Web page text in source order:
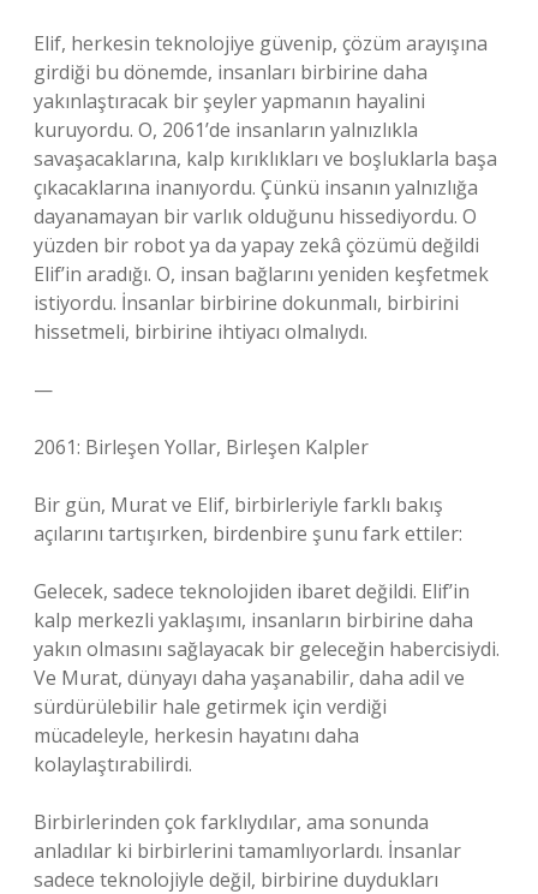
Elif, herkesin teknolojiye güvenip, çözüm arayışına
girdiği bu dönemde, insanları birbirine daha
yakınlaştıracak bir şeyler yapmanın hayalini
kuruyordu. O, 2061’de insanların yalnızlıkla
savaşacaklarına, kalp kırıklıkları ve boşluklarla başa
çıkacaklarına inanıyordu. Çünkü insanın yalnızlığa
dayanamayan bir varlık olduğunu hissediyordu. O
yüzden bir robot ya da yapay zekâ çözümü değildi
Elif’in aradığı. O, insan bağlarını yeniden keşfetmek
istiyordu. İnsanlar birbirine dokunmalı, birbirini
hissetmeli, birbirine ihtiyacı olmalıydı.
—
2061: Birleşen Yollar, Birleşen Kalpler
Bir gün, Murat ve Elif, birbirleriyle farklı bakış
açılarını tartışırken, birdenbire şunu fark ettiler:
Gelecek, sadece teknolojiden ibaret değildi. Elif’in
kalp merkezli yaklaşımı, insanların birbirine daha
yakın olmasını sağlayacak bir geleceğin habercisiydi.
Ve Murat, dünyayı daha yaşanabilir, daha adil ve
sürdürülebilir hale getirmek için verdiği
mücadeleyle, herkesin hayatını daha
kolaylaştırabilirdi.
Birbirlerinden çok farklıydılar, ama sonunda
anladılar ki birbirlerini tamamlıyorlardı. İnsanlar
sadece teknolojiyle değil, birbirine duydukları